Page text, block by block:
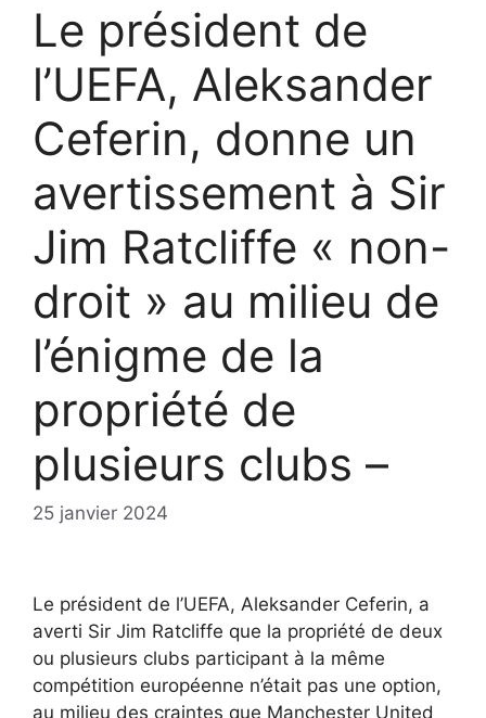
Le président de
l’UEFA, Aleksander
Ceferin, donne un
avertissement à Sir
Jim Ratcliffe « non-
droit » au milieu de
l’énigme de la
propriété de
plusieurs clubs –
25 janvier 2024
Le président de l’UEFA, Aleksander Ceferin, a
averti Sir Jim Ratcliffe que la propriété de deux
ou plusieurs clubs participant à la même
compétition européenne n’était pas une option,
au milieu des craintes que Manchester United